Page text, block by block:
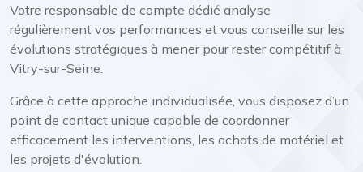
Votre responsable de compte dédié analyse
régulièrement vos performances et vous conseille sur les
évolutions stratégiques à mener pour rester compétitif à
Vitry-sur-Seine.
Grâce à cette approche individualisée, vous disposez d’un
point de contact unique capable de coordonner
efficacement les interventions, les achats de matériel et
les projets d'évolution.